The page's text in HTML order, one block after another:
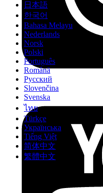
日本語
한국어
Bahasa Melayu
Nederlands
Norsk
Polski
Português
Română
Русский
Slovenčina
Svenska
ไทย
Türkçe
Українська
Tiếng Việt
简体中文
繁體中文